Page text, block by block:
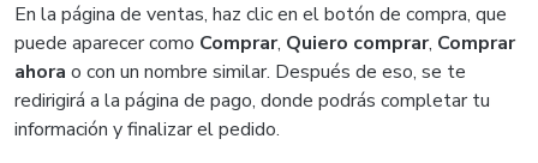
En la página de ventas, haz clic en el botón de compra, que
puede aparecer como Comprar, Quiero comprar, Comprar
ahora o con un nombre similar. Después de eso, se te
redirigirá a la página de pago, donde podrás completar tu
información y finalizar el pedido.